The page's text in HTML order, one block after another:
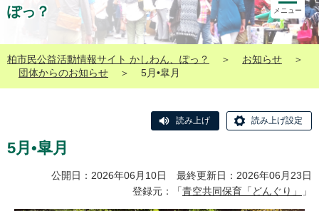
ぽっ？
メニュー
柏市民公益活動情報サイト かしわん、ぽっ？ ＞ お知らせ
＞
団体からのお知らせ
＞ 5月•皐月
読み上げ 読み上げ設定
5月•皐月
公開日：2026年06月10日 最終更新日：2026年06月23日
登録元：「青空共同保育「どんぐり」 」